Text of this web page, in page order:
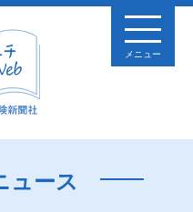
メニュー
ュース